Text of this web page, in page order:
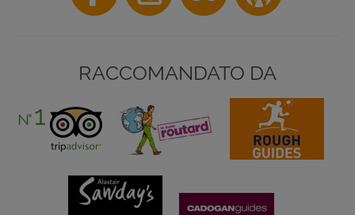
RACCOMANDATO DA